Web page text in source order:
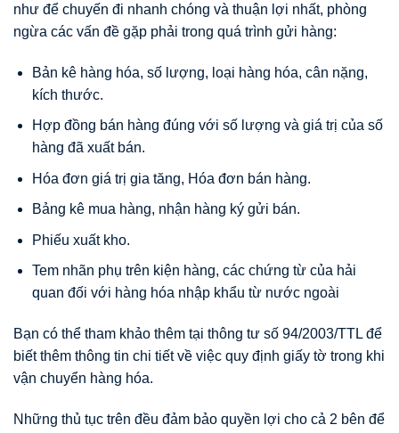
như để chuyến đi nhanh chóng và thuận lợi nhất, phòng
ngừa các vấn đề gặp phải trong quá trình gửi hàng:
Bản kê hàng hóa, số lượng, loại hàng hóa, cân nặng,
kích thước.
Hợp đồng bán hàng đúng với số lượng và giá trị của số
hàng đã xuất bán.
Hóa đơn giá trị gia tăng, Hóa đơn bán hàng.
Bảng kê mua hàng, nhận hàng ký gửi bán.
Phiếu xuất kho.
Tem nhãn phụ trên kiện hàng, các chứng từ của hải
quan đối với hàng hóa nhập khẩu từ nước ngoài
Bạn có thể tham khảo thêm tại thông tư số 94/2003/TTL để
biết thêm thông tin chi tiết về việc quy định giấy tờ trong khi
vận chuyển hàng hóa.
Những thủ tục trên đều đảm bảo quyền lợi cho cả 2 bên để